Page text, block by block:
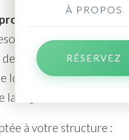
À PROPOS
RÉSERVEZ
et Besançon, je
entreprises, des
loisirs et des
région.
à votre structure :